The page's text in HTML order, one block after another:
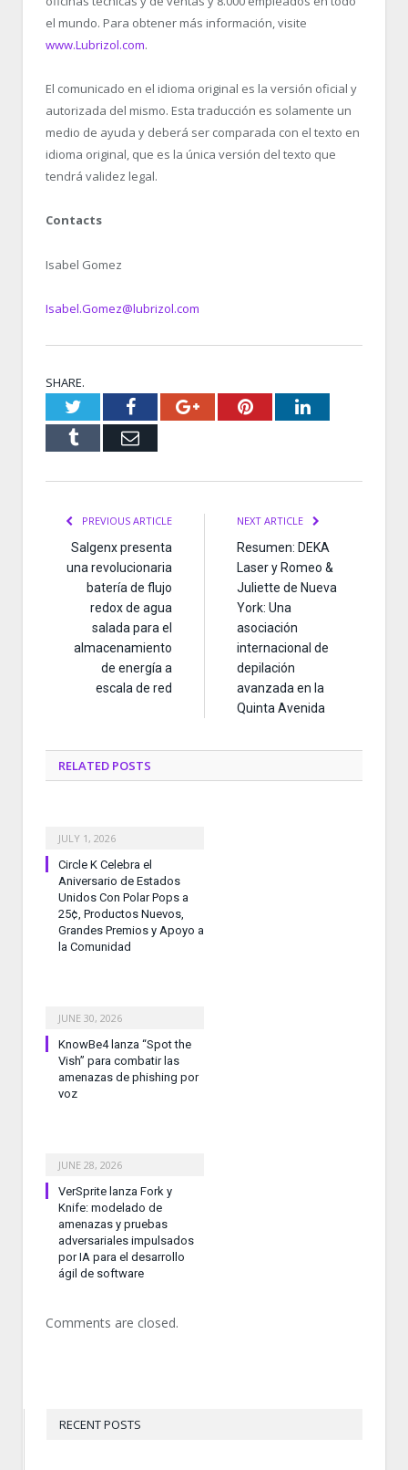
el mundo. Para obtener más información, visite
www.Lubrizol.com.
El comunicado en el idioma original es la versión oficial y
autorizada del mismo. Esta traducción es solamente un
medio de ayuda y deberá ser comparada con el texto en
idioma original, que es la única versión del texto que
tendrá validez legal.
Contacts
Isabel Gomez
Isabel.Gomez@lubrizol.com
SHARE.
TwitterFacebookGoogle+PinterestLinkedIn
Tumblr Email
PREVIOUS ARTICLE
Salgenx presenta
una revolucionaria
batería de flujo
redox de agua
salada para el
almacenamiento
de energía a
escala de red
NEXT ARTICLE
Resumen: DEKA
Laser y Romeo &
Juliette de Nueva
York: Una
asociación
internacional de
depilación
avanzada en la
Quinta Avenida
RELATED POSTS
JULY 1, 2026
Circle K Celebra el
Aniversario de Estados
Unidos Con Polar Pops a
25¢, Productos Nuevos,
Grandes Premios y Apoyo a
la Comunidad
JUNE 30, 2026
KnowBe4 lanza “Spot the
Vish” para combatir las
amenazas de phishing por
voz
JUNE 28, 2026
VerSprite lanza Fork y
Knife: modelado de
amenazas y pruebas
adversariales impulsados
por IA para el desarrollo
ágil de software
Comments are closed.
RECENT POSTS